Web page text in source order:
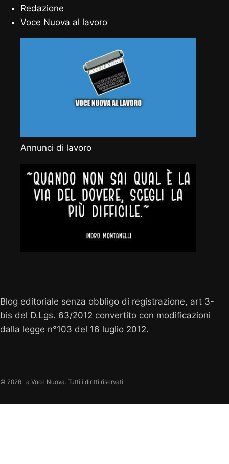
Redazione
Voce Nuova al lavoro
Annunci di lavoro
Blog editoriale senza obbligo di registrazione, art 3-
bis del D.Lgs. 63/2012 convertito con modificazioni
dalla legge n°103 del 16 luglio 2012.
© 2026 La Voce Nuova. Tutti i diritti riservati.